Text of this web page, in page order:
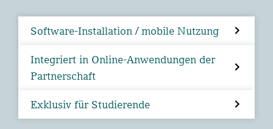
Software-Installation / mobile Nutzung
Integriert in Online-Anwendungen der
Partnerschaft
Exklusiv für Studierende